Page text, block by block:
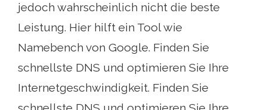
jedoch wahrscheinlich nicht die beste
Leistung. Hier hilft ein Tool wie
Namebench von Google. Finden Sie
schnellste DNS und optimieren Sie Ihre
Internetgeschwindigkeit. Finden Sie